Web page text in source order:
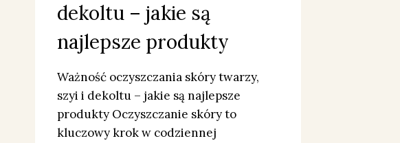
dekoltu – jakie są
najlepsze produkty
Ważność oczyszczania skóry twarzy,
szyi i dekoltu – jakie są najlepsze
produkty Oczyszczanie skóry to
kluczowy krok w codziennej